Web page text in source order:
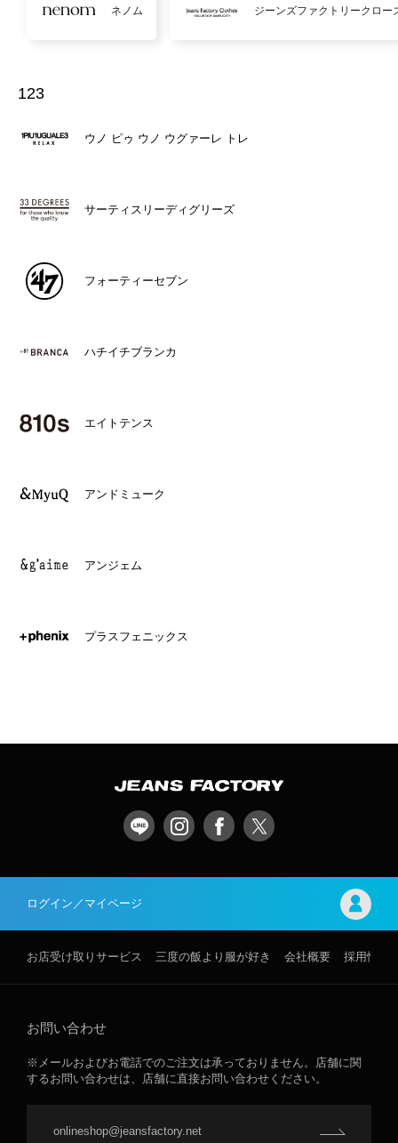
ネノム ジーンズファクトリークロー
123
ウノ ピゥ ウノ ウグァーレ トレ
サーティスリーディグリーズ
フォーティーセブン
ハチイチブランカ
エイトテンス
アンドミューク
アンジェム
プラスフェニックス
ログイン／マイページ
お店受け取りサービス 三度の飯より服が好き 会社概要 採用情報
お問い合わせ
※メールおよびお電話でのご注文は承っておりません。店舗に関
するお問い合わせは、店舗に直接お問い合わせください。
onlineshop@jeansfactory.net